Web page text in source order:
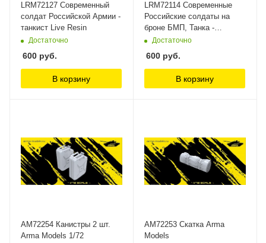
LRM72127 Современный
солдат Российской Армии -
танкист Live Resin
Достаточно
600 руб.
В корзину
LRM72114 Современные
Российские солдаты на
броне БМП, Танка -
пулеметчик с ПК Live Resin
Достаточно
600 руб.
В корзину
AM72254 Канистры 2 шт.
Arma Models 1/72
AM72253 Скатка Arma
Models